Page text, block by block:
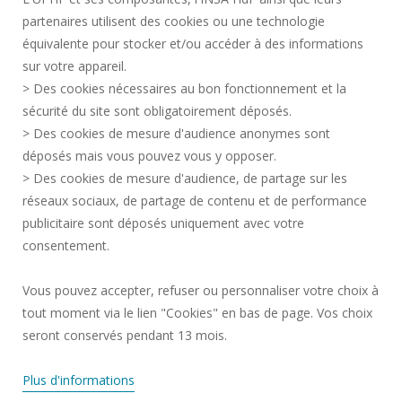
MENTIONS LÉGALES
CONTACTS
DONNÉES PERSONNELLES
SERVICES PUBLICS +
CRÉDITS
JE DONNE MON AVIS
ACCESSIBILITÉ : NON CONFORME
GESTION DES COOKIES
Rejoignez-nous!
partenaires utilisent des cookies ou une technologie
équivalente pour stocker et/ou accéder à des informations
sur votre appareil.
> Des cookies nécessaires au bon fonctionnement et la
sécurité du site sont obligatoirement déposés.
> Des cookies de mesure d'audience anonymes sont
déposés mais vous pouvez vous y opposer.
> Des cookies de mesure d'audience, de partage sur les
réseaux sociaux, de partage de contenu et de performance
publicitaire sont déposés uniquement avec votre
consentement.
Vous pouvez accepter, refuser ou personnaliser votre choix à
tout moment via le lien "Cookies" en bas de page. Vos choix
seront conservés pendant 13 mois.
Plus d'informations